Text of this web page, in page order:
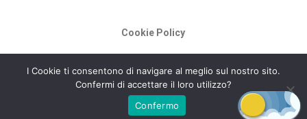
Cookie Policy
© 2026 Racconti di Milù.
I Cookie ti consentono di navigare al meglio sul nostro sito.
Confermi di accettare il loro utilizzo?
Confermo